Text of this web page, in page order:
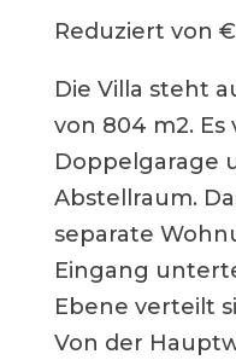
Reduziert von
Die Villa steht
von 804 m2.
Doppelgarage
Abstellraum.
separate
Eingang
Ebene verteilt
Von der